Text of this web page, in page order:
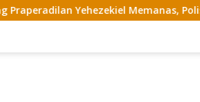
Memanas, Polisi Hadirkan 3 Saksi di